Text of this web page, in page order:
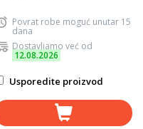
Povrat robe moguć unutar 15
dana
Dostavljamo već od
12.08.2026
Usporedite proizvod